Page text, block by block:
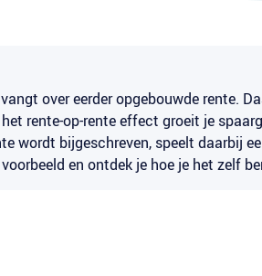
over eerder opgebouwde rente.
rente-op-rente effect groeit je
wordt bijgeschreven, speelt daarbij
en ontdek je hoe je het zelf